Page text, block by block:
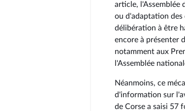
article, l'Assemblée
ou d'adaptation des
délibération à être
encore à présenter
notamment aux
l'Assemblée
Néanmoins, ce
d'information sur
de Corse a saisi 57